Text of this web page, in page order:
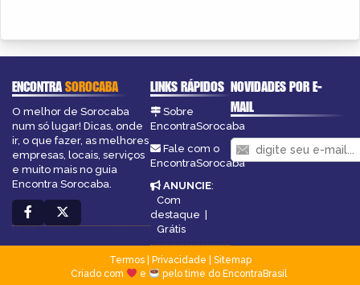
ENCONTRASOROCABA
O melhor de Sorocaba
num só lugar! Dicas, onde
ir, o que fazer, as melhores
empresas, locais, serviços
e muito mais no guia
Encontra Sorocaba.
LINKS RÁPIDOS
Sobre
EncontraSorocaba
Fale com o
EncontraSorocaba
ANUNCIE:
Com
destaque |
Grátis
NOVIDADES POR E-
MAIL
Termos| Privacidade
Sitemap
Criado com
e pelo time do EncontraBrasil